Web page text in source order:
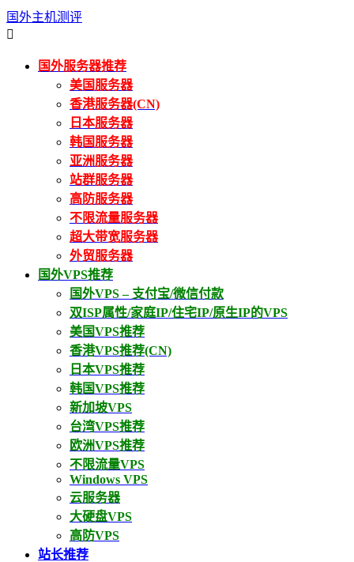
国外主机测评

国外服务器推荐
美国服务器
香港服务器(CN)
日本服务器
韩国服务器
亚洲服务器
站群服务器
高防服务器
不限流量服务器
超大带宽服务器
外贸服务器
国外VPS推荐
国外VPS – 支付宝/微信付款
双ISP属性/家庭IP/住宅IP/原生IP的VPS
美国VPS推荐
香港VPS推荐(CN)
日本VPS推荐
韩国VPS推荐
新加坡VPS
台湾VPS推荐
欧洲VPS推荐
不限流量VPS
Windows VPS
云服务器
大硬盘VPS
高防VPS
站长推荐